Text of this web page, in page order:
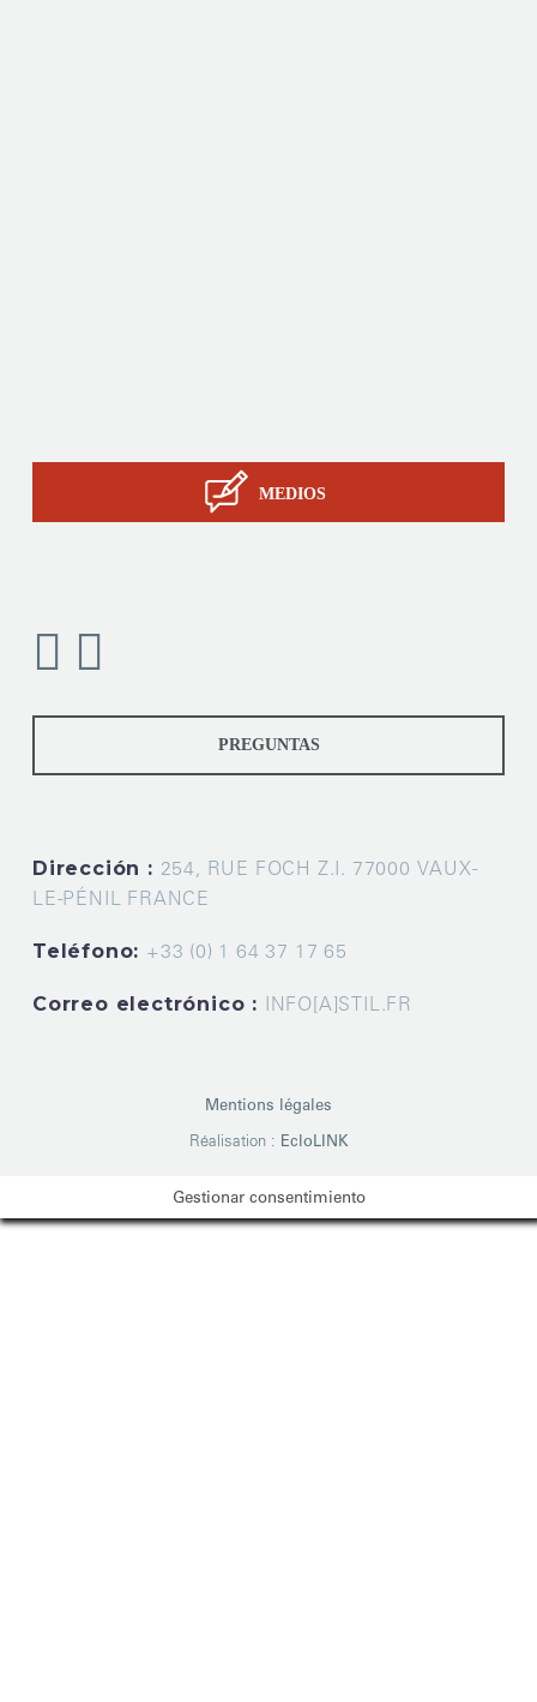
MEDIOS
PREGUNTAS
Dirección : 254, RUE FOCH Z.I. 77000 VAUX-
LE-PÉNIL FRANCE
Teléfono: +33 (0) 1 64 37 17 65
Correo electrónico : INFO[A]STIL.FR
Mentions légales
Réalisation : EcloLINK
Gestionar consentimiento